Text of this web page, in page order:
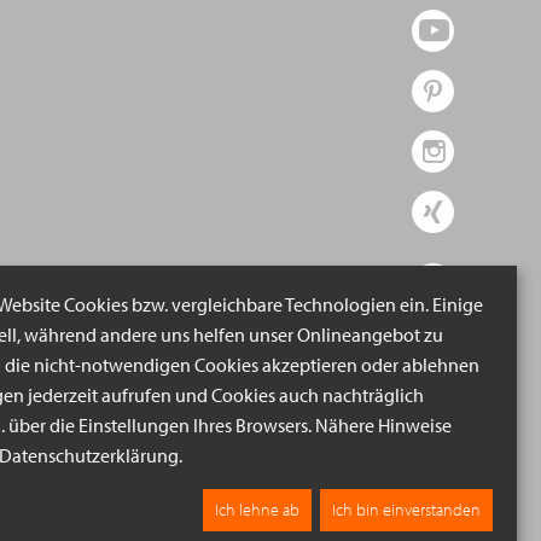
Cookies bzw. vergleichbare Technologien ein. Einige
während andere uns helfen unser Onlineangebot zu
die nicht-notwendigen Cookies akzeptieren oder ablehnen
jederzeit aufrufen und Cookies auch nachträglich
über die Einstellungen Ihres Browsers. Nähere Hinweise
Ich lehne ab Ich bin einverstanden